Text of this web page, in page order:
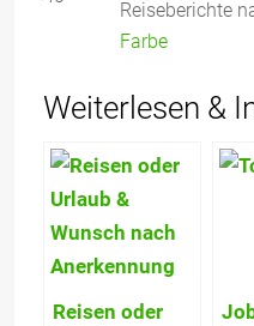
Reiseberichte
Farbe
Weiterlesen &
Reisen oder